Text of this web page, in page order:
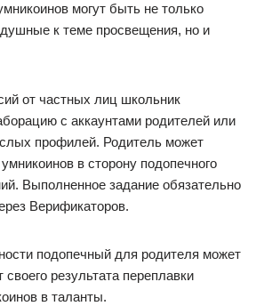
могут быть не только
к теме просвещения, но и
от частных лиц школьник
с аккаунтами родителей или
профилей. Родитель может
в сторону подопечного
Выполненное задание обязательно
Верификаторов.
подопечный для родителя может
своего результата переплавки
в таланты.